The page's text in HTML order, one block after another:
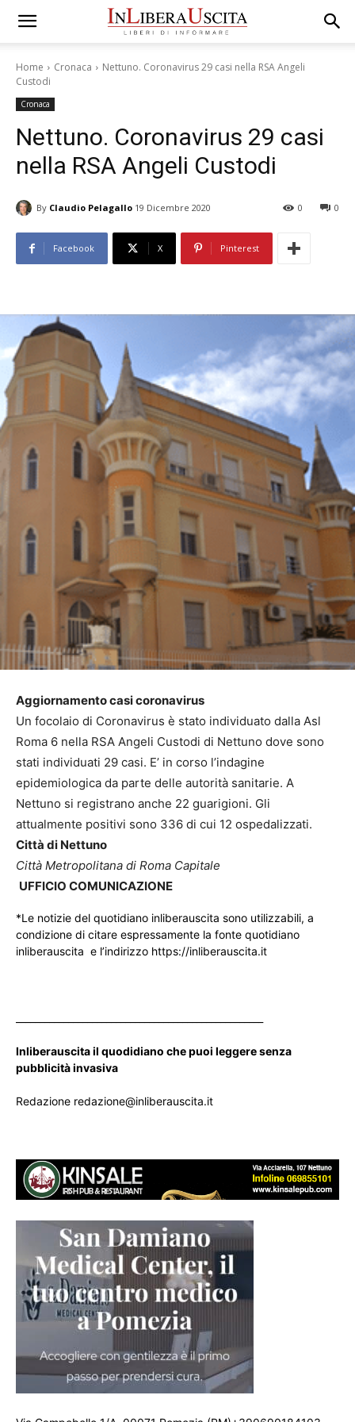
Home Cronaca
Nettuno. Coronavirus 29 casi nella RSA Angeli
Custodi
Cronaca
Nettuno. Coronavirus 29 casi
nella RSA Angeli Custodi
By Claudio Pelagallo 19 Dicembre 2020 0
0
Facebook X Pinterest
Aggiornamento casi coronavirus
Un focolaio di Coronavirus è stato individuato dalla Asl
Roma 6 nella RSA Angeli Custodi di Nettuno dove sono
stati individuati 29 casi. E’ in corso l’indagine
epidemiologica da parte delle autorità sanitarie. A
Nettuno si registrano anche 22 guarigioni. Gli
attualmente positivi sono 336 di cui 12 ospedalizzati.
Città di Nettuno
Città Metropolitana di Roma Capitale
UFFICIO COMUNICAZIONE
*Le notizie del quotidiano inliberauscita sono utilizzabili, a
condizione di citare espressamente la fonte quotidiano
inliberauscita e l’indirizzo https://inliberauscita.it
Inliberauscita il quodidiano che puoi leggere senza
pubblicità invasiva
Redazione redazione@inliberauscita.it